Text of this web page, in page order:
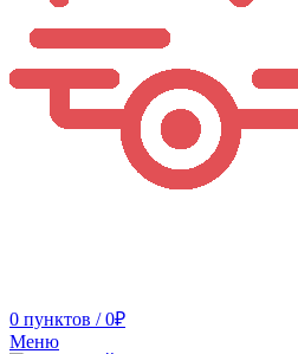
0 пунктов / 0₽
Меню